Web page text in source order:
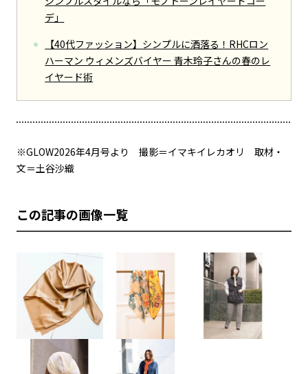
デ」
【40代ファッション】シンプルに洒落る！RHCロン
ハーマン ウィメンズバイヤー 青木玲子さんの春のレ
イヤード術
※GLOW2026年4月号より 撮影＝イマキイレカオリ 取材・
文＝土谷沙織
この記事の画像一覧